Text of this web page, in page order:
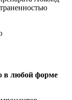
в любой форме